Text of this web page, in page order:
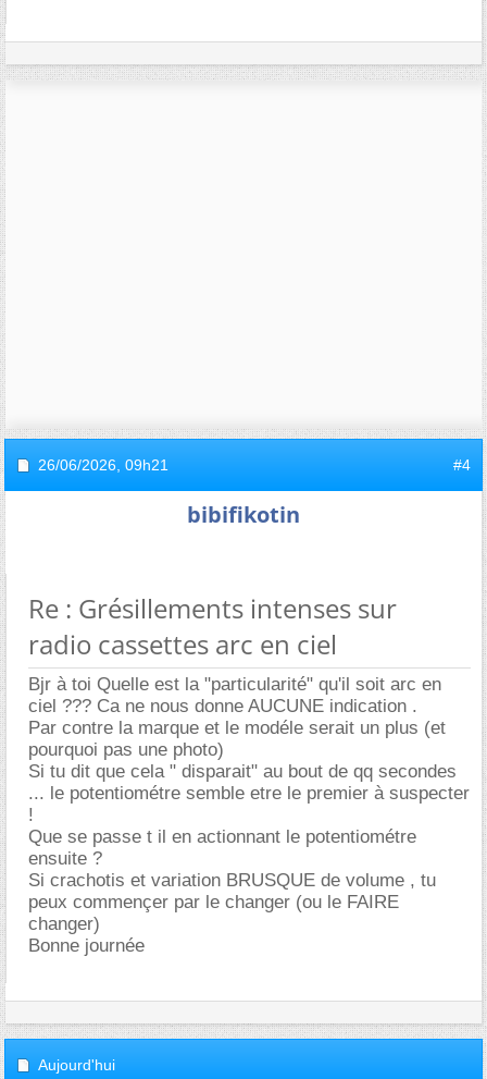
26/06/2026, 09h21 #4
bibifikotin
Re : Grésillements intenses sur
radio cassettes arc en ciel
Bjr à toi Quelle est la "particularité" qu'il soit arc en
ciel ??? Ca ne nous donne AUCUNE indication .
Par contre la marque et le modéle serait un plus (et
pourquoi pas une photo)
Si tu dit que cela " disparait" au bout de qq secondes
... le potentiométre semble etre le premier à suspecter
!
Que se passe t il en actionnant le potentiométre
ensuite ?
Si crachotis et variation BRUSQUE de volume , tu
peux commençer par le changer (ou le FAIRE
changer)
Bonne journée
Aujourd'hui